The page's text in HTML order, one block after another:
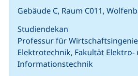
Gebäude C, Raum C011,
Studiendekan
Professur für
Elektrotechnik, Fakultät Elektro-
Informationstechnik